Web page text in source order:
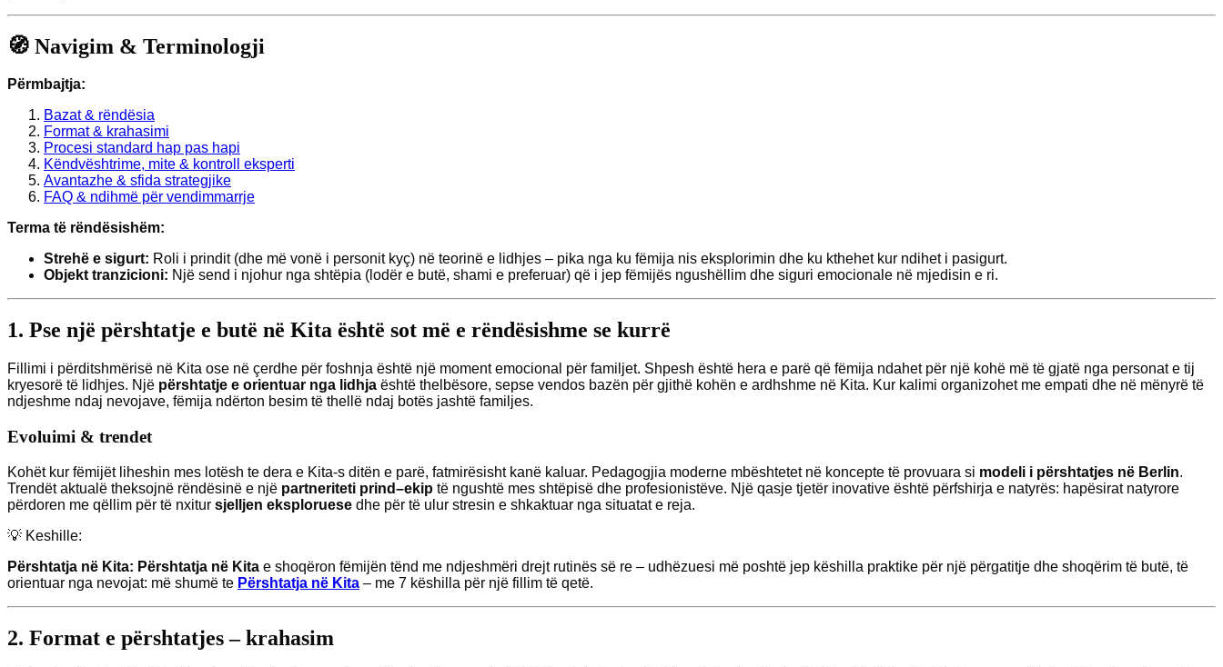
🧭 Navigim & Terminologji
Përmbajtja:
Bazat & rëndësia
Format & krahasimi
Procesi standard hap pas hapi
Këndvështrime, mite & kontroll eksperti
Avantazhe & sfida strategjike
FAQ & ndihmë për vendimmarrje
Terma të rëndësishëm:
Strehë e sigurt: Roli i prindit (dhe më vonë i personit kyç) në teorinë e lidhjes – pika nga ku fëmija nis eksplorimin dhe ku kthehet kur ndihet i pasigurt.
Objekt tranzicioni: Një send i njohur nga shtëpia (lodër e butë, shami e preferuar) që i jep fëmijës ngushëllim dhe siguri emocionale në mjedisin e ri.
1. Pse një përshtatje e butë në Kita është sot më e rëndësishme se kurrë
Fillimi i përditshmërisë në Kita ose në çerdhe për foshnja është një moment emocional për familjet. Shpesh është hera e parë që fëmija ndahet për një kohë më të gjatë nga personat e tij
kryesorë të lidhjes. Një përshtatje e orientuar nga lidhja është thelbësore, sepse vendos bazën për gjithë kohën e ardhshme në Kita. Kur kalimi organizohet me empati dhe në mënyrë të
ndjeshme ndaj nevojave, fëmija ndërton besim të thellë ndaj botës jashtë familjes.
Evoluimi & trendet
Kohët kur fëmijët liheshin mes lotësh te dera e Kita-s ditën e parë, fatmirësisht kanë kaluar. Pedagogjia moderne mbështetet në koncepte të provuara si modeli i përshtatjes në Berlin.
Trendët aktualë theksojnë rëndësinë e një partneriteti prind–ekip të ngushtë mes shtëpisë dhe profesionistëve. Një qasje tjetër inovative është përfshirja e natyrës: hapësirat natyrore
përdoren me qëllim për të nxitur sjelljen eksploruese dhe për të ulur stresin e shkaktuar nga situatat e reja.
💡 Keshille:
Përshtatja në Kita: Përshtatja në Kita e shoqëron fëmijën tënd me ndjeshmëri drejt rutinës së re – udhëzuesi më poshtë jep këshilla praktike për një përgatitje dhe shoqërim të butë, të
orientuar nga nevojat: më shumë te Përshtatja në Kita – me 7 këshilla për një fillim të qetë.
2. Format e përshtatjes – krahasim